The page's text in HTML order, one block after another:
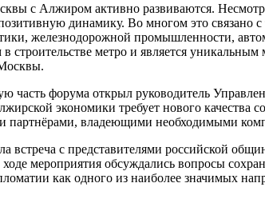
с Алжиром активно развиваются.
динамику. Во многом это связано
железнодорожной промышленности,
строительстве метро и является
часть форума открыл руководитель
экономики требует нового
партнёрами, владеющими необходимыми
с представителями российской
мероприятия обсуждались вопросы
как одного из наиболее значимых